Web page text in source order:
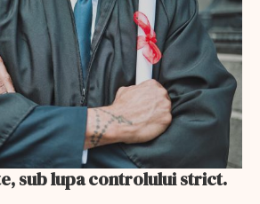
sub lupa controlului strict.